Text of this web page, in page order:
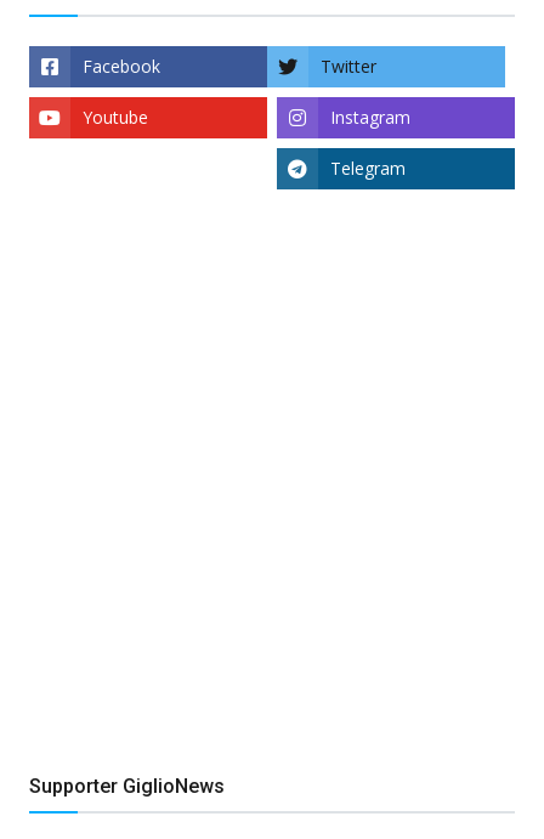
Facebook Twitter
Instagram
Youtube
Telegram
Supporter GiglioNews